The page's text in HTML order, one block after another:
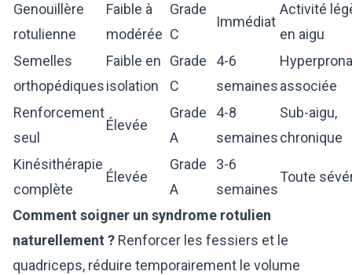
Genouillère
rotulienne
Faible à
modérée
Grade
C
Immédiat
Activité
en aigu
Semelles
orthopédiques
Faible en
isolation
Grade
C
4-6
semainesassociée
Renforcement
seul
Élevée
Grade
A
4-8
semaines
Sub-aigu,
chronique
Kinésithérapie
complète
Élevée
Grade
A
3-6
semaines
Toute
Comment soigner un syndrome rotulien
naturellement ? Renforcer les fessiers et le
quadriceps, réduire temporairement le volume